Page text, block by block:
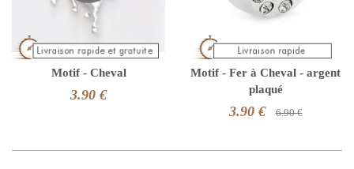
Motif - Cheval
3.90 €
Motif - Fer à Cheval - argent
plaqué
3.90 € 6.90 €